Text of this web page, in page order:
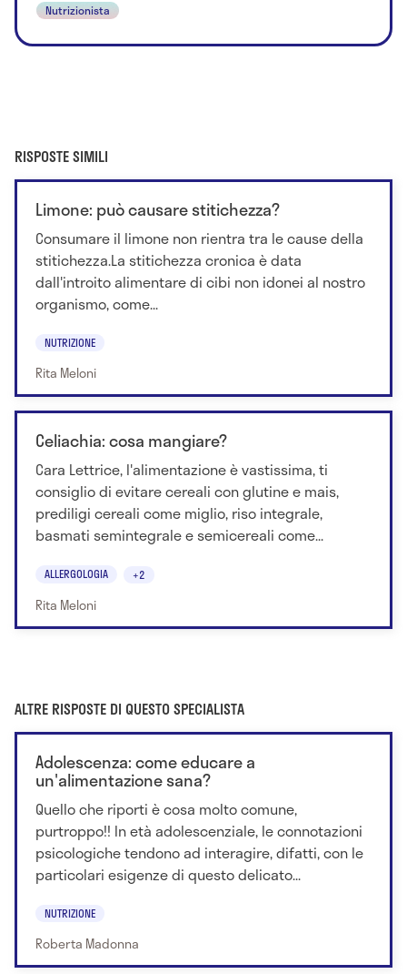
Nutrizionista
RISPOSTE SIMILI
Limone: può causare stitichezza?
Consumare il limone non rientra tra le cause della
stitichezza.La stitichezza cronica è data
dall'introito alimentare di cibi non idonei al nostro
organismo, come...
NUTRIZIONE
Rita Meloni
Celiachia: cosa mangiare?
Cara Lettrice, l'alimentazione è vastissima, ti
consiglio di evitare cereali con glutine e mais,
prediligi cereali come miglio, riso integrale,
basmati semintegrale e semicereali come...
ALLERGOLOGIA +2
Rita Meloni
ALTRE RISPOSTE DI QUESTO SPECIALISTA
Adolescenza: come educare a
un'alimentazione sana?
Quello che riporti è cosa molto comune,
purtroppo!! In età adolescenziale, le connotazioni
psicologiche tendono ad interagire, difatti, con le
particolari esigenze di questo delicato...
NUTRIZIONE
Roberta Madonna